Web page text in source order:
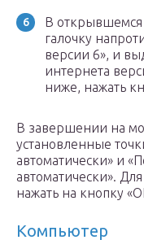
В открывшемся
галочку
версии 6», и
интернета
ниже, нажать
В завершении на
установленные
автоматически» и
автоматически».
нажать на кнопку
Компьютер